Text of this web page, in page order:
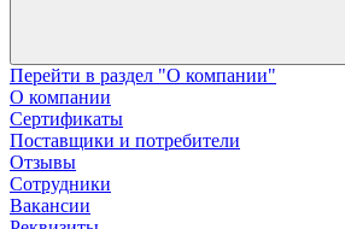
Перейти в раздел "О компании"
О компании
Сертификаты
Поставщики и потребители
Отзывы
Сотрудники
Вакансии